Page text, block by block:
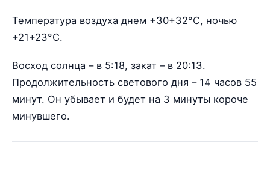
Температура воздуха днем +30+32°С, ночью
+21+23°С.
Восход солнца – в 5:18, закат – в 20:13.
Продолжительность светового дня – 14 часов 55
минут. Он убывает и будет на 3 минуты короче
минувшего.